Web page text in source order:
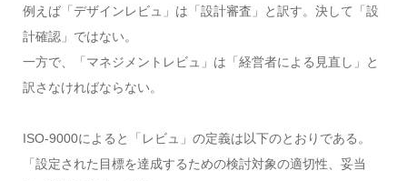
例えば「デザインレビュ」は「設計審査」と訳す。決して「設
計確認」ではない。
一方で、「マネジメントレビュ」は「経営者による見直し」と
訳さなければならない。
ISO-9000によると「レビュ」の定義は以下のとおりである。
「設定された目標を達成するための検討対象の適切性、妥当